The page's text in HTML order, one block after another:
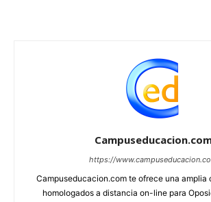
https://
Campuseducacion.com te ofrece una amplia
homologados a distancia on-line para